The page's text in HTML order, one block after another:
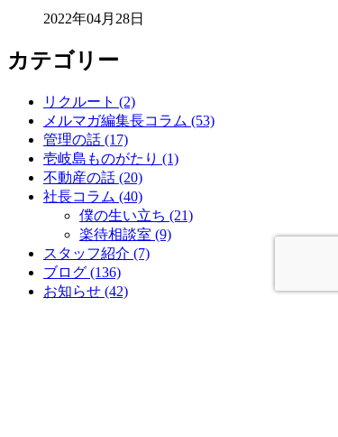
2022年04月28日
カテゴリー
リクルート (2)
メルマガ編集長コラム (53)
管理の話 (17)
壱岐島ものがたり (1)
不動産の話 (20)
社長コラム (40)
僕の生い立ち (21)
楽待相談室 (9)
スタッフ紹介 (7)
ブログ (136)
お知らせ (42)